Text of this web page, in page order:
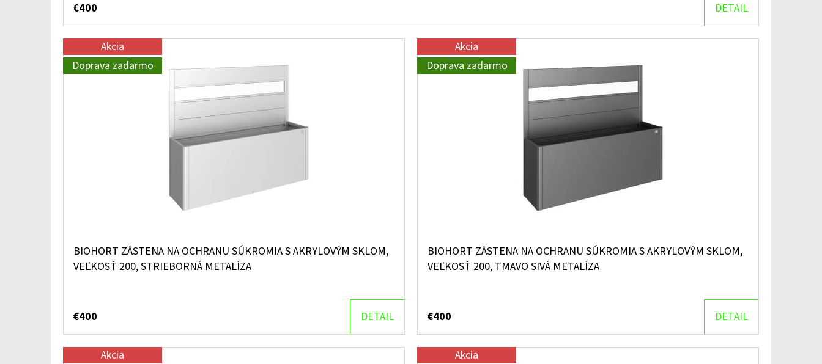
€400 DETAIL
Akcia
Doprava zadarmo
BIOHORT ZÁSTENA NA OCHRANU SÚKROMIA S AKRYLOVÝM SKLOM,
VEĽKOSŤ 200, STRIEBORNÁ METALÍZA
€400 DETAIL
Akcia
Doprava zadarmo
BIOHORT ZÁSTENA NA OCHRANU SÚKROMIA S AKRYLOVÝM SKLOM,
VEĽKOSŤ 200, TMAVO SIVÁ METALÍZA
€400 DETAIL
Akcia
Akcia